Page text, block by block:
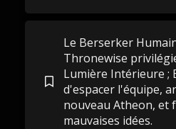
Le Berserker
Thronewise
Lumière Intérieure ;
d'espacer l'équipe,
nouveau Atheon, et
mauvaises idées.